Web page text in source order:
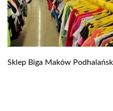
Sklep Biga Maków